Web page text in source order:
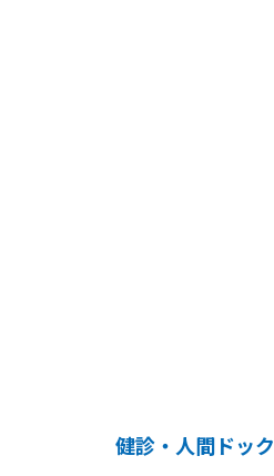
健診・人間ドック